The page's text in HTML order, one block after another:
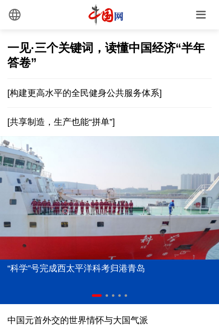
一见·三个关键词，读懂中国经济“半年
答卷”
[构建更高水平的全民健身公共服务体系]
[共享制造，生产也能“拼单”]
“科学”号完成西太平洋科考归港青岛
中国元首外交的世界情怀与大国气派